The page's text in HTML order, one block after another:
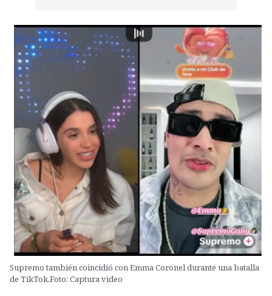
Supremo también coincidió con Emma Coronel durante una batalla
de TikTok.Foto: Captura video